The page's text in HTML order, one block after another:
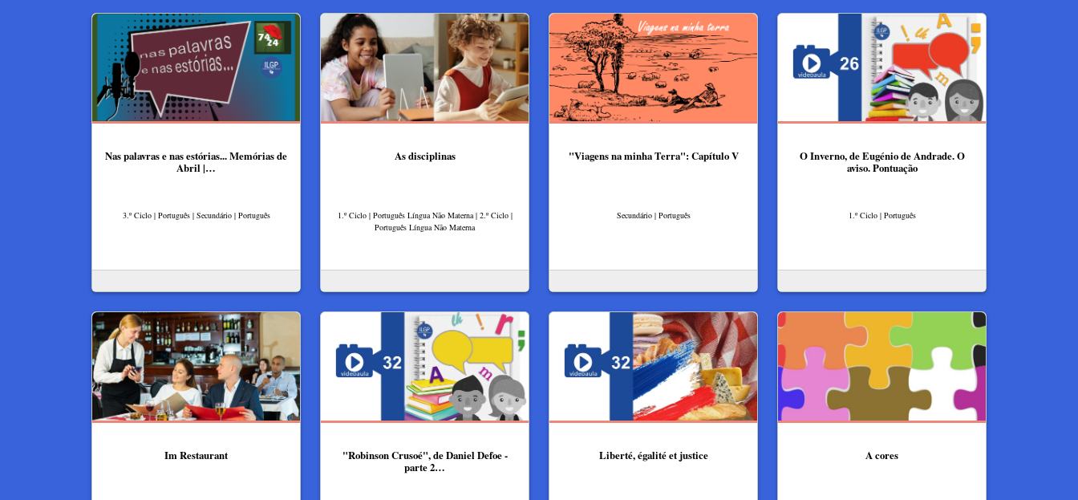
Nas palavras e nas estórias... Memórias de
Abril |…
3.º Ciclo | Português | Secundário | Português
As disciplinas
1.º Ciclo | Português Língua Não Materna | 2.º Ciclo |
Português Língua Não Materna
"Viagens na minha Terra": Capítulo V
Secundário | Português
O Inverno, de Eugénio de Andrade. O
aviso. Pontuação
1.º Ciclo | Português
Im Restaurant
"Robinson Crusoé", de Daniel Defoe -
parte 2…
Liberté, égalité et justice A cores